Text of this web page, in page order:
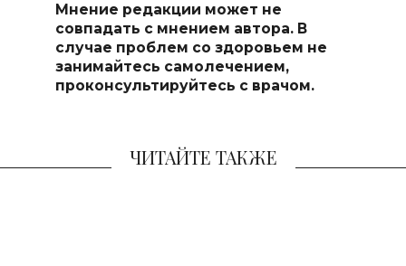
Мнение редакции может не
совпадать с мнением автора. В
случае проблем со здоровьем не
занимайтесь самолечением,
проконсультируйтесь с врачом.
ЧИТАЙТЕ ТАКЖЕ